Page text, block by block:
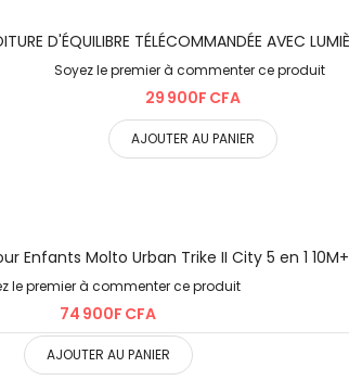
D'ÉQUILIBRE TÉLÉCOMMANDÉE AVEC
Soyez le premier à commenter ce produit
29 900F CFA
AJOUTER AU PANIER
Enfants Molto Urban Trike II City 5 en 1 10M+
le premier à commenter ce produit
74 900F CFA
AJOUTER AU PANIER